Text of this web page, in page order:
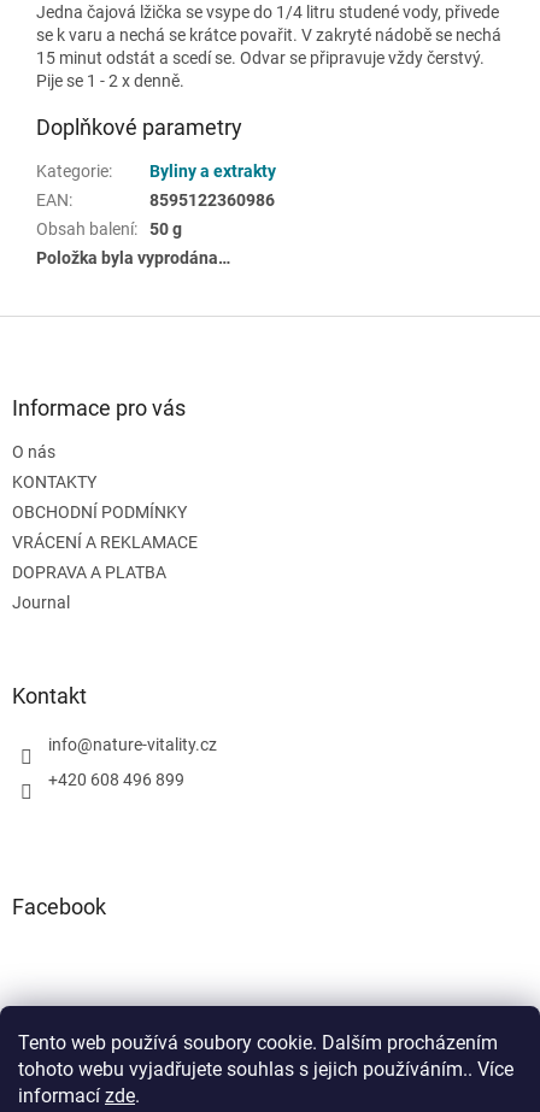
Tento web používá soubory cookie. Dalším procházením
tohoto webu vyjadřujete souhlas s jejich používáním.. Více
informací zde.
Jedna čajová lžička se vsype do 1/4 litru studené vody, přivede
se k varu a nechá se krátce povařit. V zakryté nádobě se nechá
15 minut odstát a scedí se. Odvar se připravuje vždy čerstvý.
Pije se 1 - 2 x denně.
Doplňkové parametry
Kategorie:
Byliny a extrakty
EAN:
8595122360986
Obsah balení:
50 g
Položka byla vyprodána…
Informace pro vás
O nás
KONTAKTY
OBCHODNÍ PODMÍNKY
VRÁCENÍ A REKLAMACE
DOPRAVA A PLATBA
Journal
Kontakt
info@nature-vitality.cz
+420 608 496 899
Facebook
Instagram